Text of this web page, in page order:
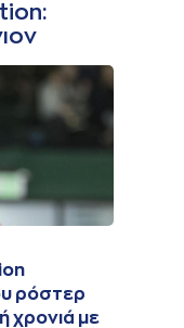
ρόστερ
χρονιά με